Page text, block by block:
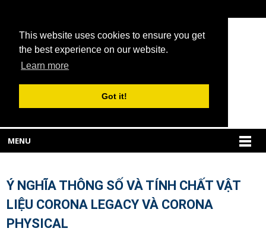
This website uses cookies to ensure you get
the best experience on our website.
Learn more
Got it!
MENU
Ý NGHĨA THÔNG SỐ VÀ TÍNH CHẤT VẬT
LIỆU CORONA LEGACY VÀ CORONA
PHYSICAL